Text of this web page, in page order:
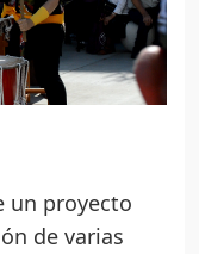
un proyecto
de varias